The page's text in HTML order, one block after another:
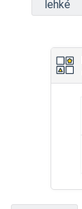
lehké